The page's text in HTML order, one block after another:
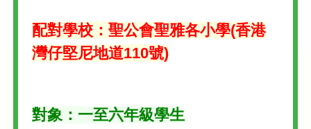
配對學校：聖公會聖雅各小學(香港
灣仔堅尼地道110號)
對象：一至六年級學生